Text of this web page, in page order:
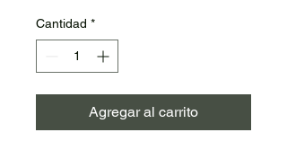
Cantidad *
Agregar al carrito